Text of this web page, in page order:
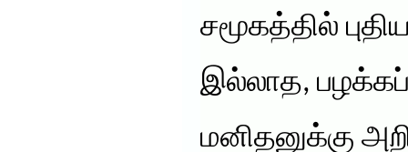
சமூகத்தில்
இல்லாத,
மனிதனுக்கு